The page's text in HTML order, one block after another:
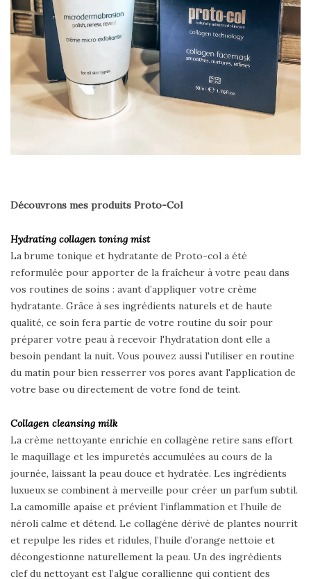
Découvrons mes produits Proto-Col
Hydrating collagen toning mist
La brume tonique et hydratante de Proto-col a été
reformulée pour apporter de la fraîcheur à votre peau dans
vos routines de soins : avant d’appliquer votre crème
hydratante. Grâce à ses ingrédients naturels et de haute
qualité, ce soin fera partie de votre routine du soir pour
préparer votre peau à recevoir l'hydratation dont elle a
besoin pendant la nuit. Vous pouvez aussi l'utiliser en routine
du matin pour bien resserrer vos pores avant l'application de
votre base ou directement de votre fond de teint.
Collagen cleansing milk
La crème nettoyante enrichie en collagène retire sans effort
le maquillage et les impuretés accumulées au cours de la
journée, laissant la peau douce et hydratée. Les ingrédients
luxueux se combinent à merveille pour créer un parfum subtil.
La camomille apaise et prévient l’inflammation et l’huile de
néroli calme et détend. Le collagène dérivé de plantes nourrit
et repulpe les rides et ridules, l’huile d’orange nettoie et
décongestionne naturellement la peau. Un des ingrédients
clef du nettoyant est l’algue corallienne qui contient des